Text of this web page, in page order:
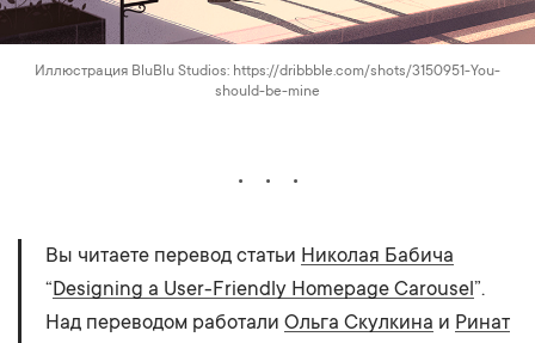
Иллюстрация BluBlu Studios: https://dribbble.com/shots/3150951-You-
should-be-mine
Вы читаете перевод статьи Николая Бабича
“Designing a User-Friendly Homepage Carousel”.
Над переводом работали Ольга Скулкина и Ринат